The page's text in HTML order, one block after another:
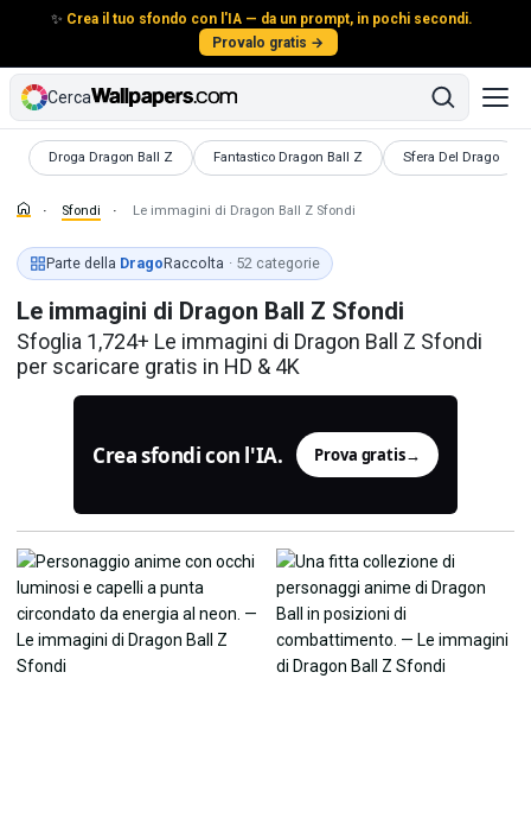
✨ Crea il tuo sfondo con l'IA — da un prompt, in pochi secondi.
Provalo gratis →
Cerca
Droga Dragon Ball Z
Sfondi Fantastico Dragon Ball Z
Sfondi Sfera Del Drago
Sfondi
Sfondi Le immagini di Dragon Ball Z Sfondi
Parte della DragoRaccolta · 52 categorie
Le immagini di Dragon Ball Z Sfondi
Sfoglia 1,724+ Le immagini di Dragon Ball Z Sfondi
per scaricare gratis in HD & 4K
Crea sfondi con l'IA. Prova gratis→